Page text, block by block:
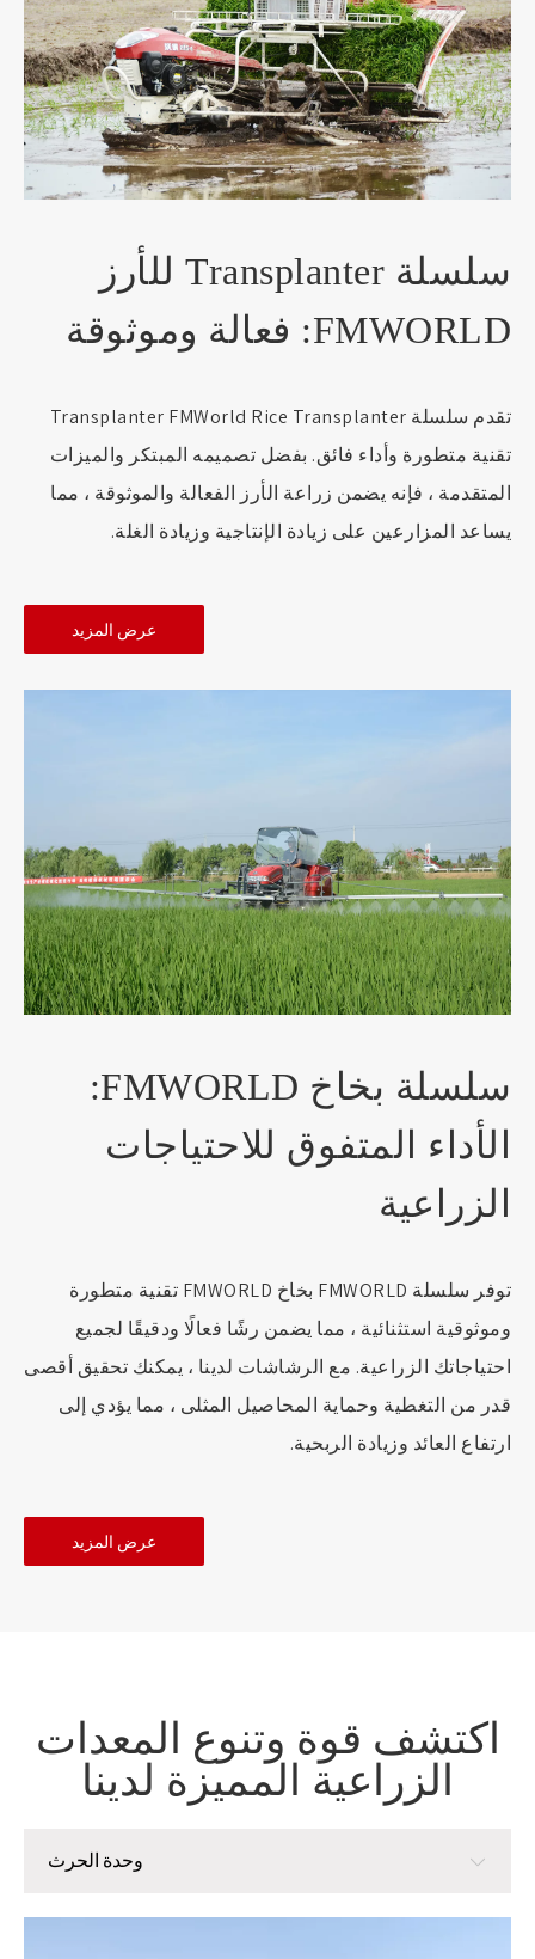
سلسلة Transplanter للأرز
FMWORLD: فعالة وموثوقة
تقدم سلسلة Transplanter FMWorld Rice Transplanter
تقنية متطورة وأداء فائق. بفضل تصميمه المبتكر والميزات
المتقدمة ، فإنه يضمن زراعة الأرز الفعالة والموثوقة ، مما
يساعد المزارعين على زيادة الإنتاجية وزيادة الغلة.
عرض المزيد
سلسلة بخاخ FMWORLD:
الأداء المتفوق للاحتياجات
الزراعية
توفر سلسلة FMWORLD بخاخ FMWORLD تقنية متطورة
وموثوقية استثنائية ، مما يضمن رشًا فعالًا ودقيقًا لجميع
احتياجاتك الزراعية. مع الرشاشات لدينا ، يمكنك تحقيق أقصى
قدر من التغطية وحماية المحاصيل المثلى ، مما يؤدي إلى
ارتفاع العائد وزيادة الربحية.
عرض المزيد
اكتشف قوة وتنوع المعدات
الزراعية المميزة لدينا
وحدة الحرث
وحدة الحرث